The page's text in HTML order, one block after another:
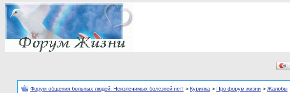
Форум общения больных людей. Неизлечимых болезней нет! > Курилка > Про форум жизни > Жалобы